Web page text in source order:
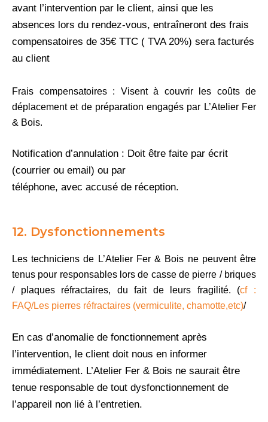
avant l’intervention par le client, ainsi que les
absences lors du rendez-vous, entraîneront des frais
compensatoires de 35€ TTC ( TVA 20%) sera facturés
au client
Frais compensatoires : Visent à couvrir les coûts de
déplacement et de préparation engagés par L’Atelier Fer
& Bois.
Notification d’annulation : Doit être faite par écrit
(courrier ou email) ou par
téléphone, avec accusé de réception.
12. Dysfonctionnements
Les techniciens de L’Atelier Fer & Bois ne peuvent être
tenus pour responsables lors de casse de pierre / briques
/ plaques réfractaires, du fait de leurs fragilité. (cf :
FAQ/Les pierres réfractaires (vermiculite, chamotte,etc)/
En cas d’anomalie de fonctionnement après
l’intervention, le client doit nous en informer
immédiatement. L’Atelier Fer & Bois ne saurait être
tenue responsable de tout dysfonctionnement de
l’appareil non lié à l’entretien.